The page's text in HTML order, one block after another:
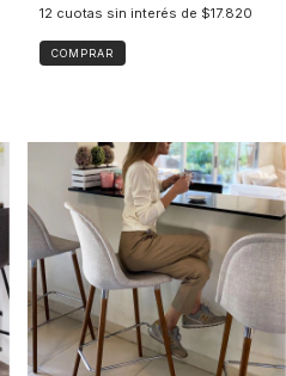
12 cuotas sin interés de $17.820
COMPRAR